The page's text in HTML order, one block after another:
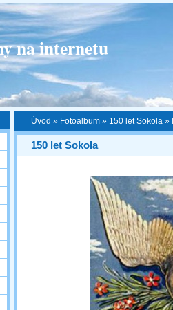
na internetu
Úvod » Fotoalbum » 150 let Sokola »
150 let Sokola